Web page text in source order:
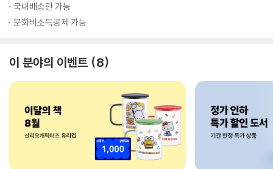
국내배송만 가능
문화비소득공제 가능
이 분야의 이벤트 8